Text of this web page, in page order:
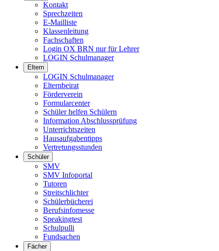
Kontakt
Sprechzeiten
E-Mailliste
Klassenleitung
Fachschaften
Login OX BRN nur für Lehrer
LOGIN Schulmanager
Eltern
LOGIN Schulmanager
Elternbeirat
Förderverein
Formularcenter
Schüler helfen Schülern
Information Abschlussprüfung
Unterrichtszeiten
Hausaufgabentipps
Vertretungsstunden
Schüler
SMV
SMV Infoportal
Tutoren
Streitschlichter
Schülerbücherei
Berufsinfomesse
Speakingtest
Schulpulli
Fundsachen
Fächer